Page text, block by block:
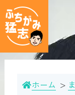
ホーム